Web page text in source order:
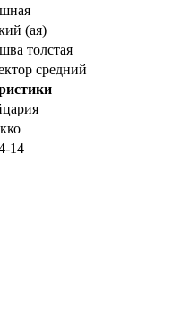
(ая)
толстая
средний
14